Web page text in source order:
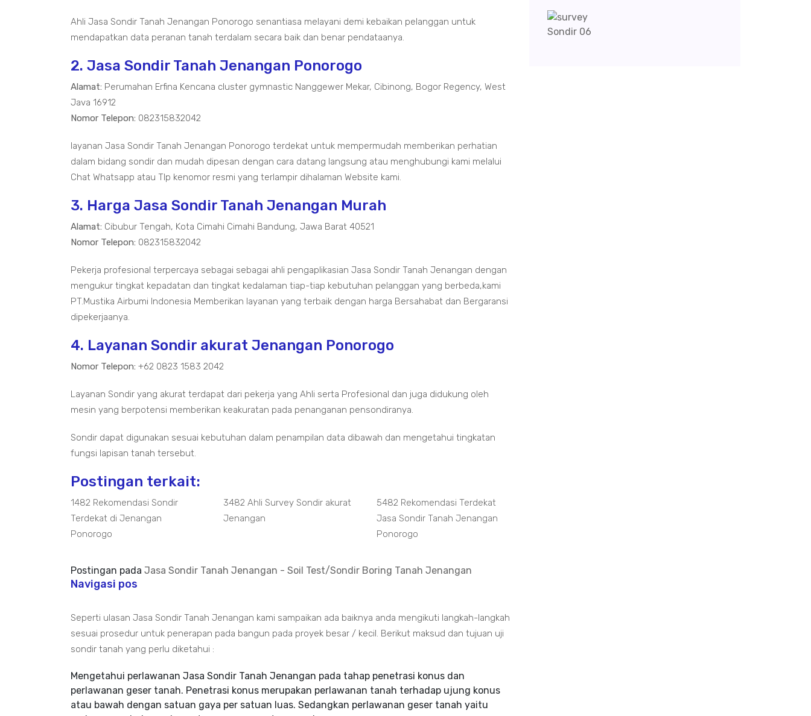
Ahli Jasa Sondir Tanah Jenangan Ponorogo senantiasa melayani demi kebaikan pelanggan untuk
mendapatkan data peranan tanah terdalam secara baik dan benar pendataanya.
2. Jasa Sondir Tanah Jenangan Ponorogo
Alamat: Perumahan Erfina Kencana cluster gymnastic Nanggewer Mekar, Cibinong, Bogor Regency, West
Java 16912
Nomor Telepon: 082315832042
layanan Jasa Sondir Tanah Jenangan Ponorogo terdekat untuk mempermudah memberikan perhatian
dalam bidang sondir dan mudah dipesan dengan cara datang langsung atau menghubungi kami melalui
Chat Whatsapp atau Tlp kenomor resmi yang terlampir dihalaman Website kami.
3. Harga Jasa Sondir Tanah Jenangan Murah
Alamat: Cibubur Tengah, Kota Cimahi Cimahi Bandung, Jawa Barat 40521
Nomor Telepon: 082315832042
Pekerja profesional terpercaya sebagai sebagai ahli pengaplikasian Jasa Sondir Tanah Jenangan dengan
mengukur tingkat kepadatan dan tingkat kedalaman tiap-tiap kebutuhan pelanggan yang berbeda,kami
PT.Mustika Airbumi Indonesia Memberikan layanan yang terbaik dengan harga Bersahabat dan Bergaransi
dipekerjaanya.
4. Layanan Sondir akurat Jenangan Ponorogo
Nomor Telepon: +62 0823 1583 2042
Layanan Sondir yang akurat terdapat dari pekerja yang Ahli serta Profesional dan juga didukung oleh
mesin yang berpotensi memberikan keakuratan pada penanganan pensondiranya.
Sondir dapat digunakan sesuai kebutuhan dalam penampilan data dibawah dan mengetahui tingkatan
fungsi lapisan tanah tersebut.
Postingan terkait:
1482 Rekomendasi Sondir
Terdekat di Jenangan
Ponorogo
3482 Ahli Survey Sondir akurat
Jenangan
5482 Rekomendasi Terdekat
Jasa Sondir Tanah Jenangan
Ponorogo
Postingan pada Jasa Sondir Tanah Jenangan - Soil Test/Sondir Boring Tanah Jenangan
Navigasi pos
Seperti ulasan Jasa Sondir Tanah Jenangan kami sampaikan ada baiknya anda mengikuti langkah-langkah
sesuai prosedur untuk penerapan pada bangun pada proyek besar / kecil. Berikut maksud dan tujuan uji
sondir tanah yang perlu diketahui :
Mengetahui perlawanan Jasa Sondir Tanah Jenangan pada tahap penetrasi konus dan
perlawanan geser tanah. Penetrasi konus merupakan perlawanan tanah terhadap ujung konus
atau bawah dengan satuan gaya per satuan luas. Sedangkan perlawanan geser tanah yaitu